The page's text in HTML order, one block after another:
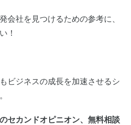
会社を見つけるための参考に、
！
ビジネスの成長を加速させるシ
セカンドオピニオン、無料相談